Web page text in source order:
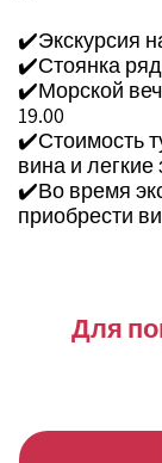
✔️Экскурсия
✔️Стоянка
✔️Морской
19.00
✔️Стоимость
вина и легкие
✔️Во время
приобрести
Для